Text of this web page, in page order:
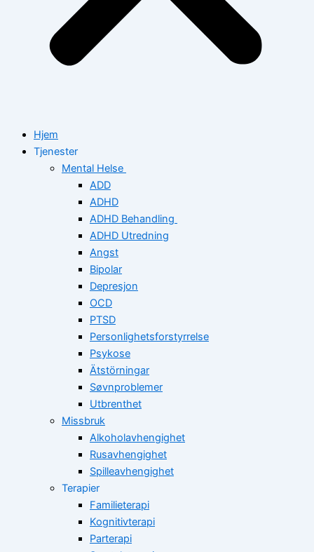
Hjem
Tjenester
Mental Helse
ADD
ADHD
ADHD Behandling
ADHD Utredning
Angst
Bipolar
Depresjon
OCD
PTSD
Personlighetsforstyrrelse
Psykose
Ätstörningar
Søvnproblemer
Utbrenthet
Missbruk
Alkoholavhengighet
Rusavhengighet
Spilleavhengighet
Terapier
Familieterapi
Kognitivterapi
Parterapi